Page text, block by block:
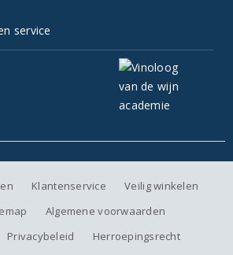
service
Klantenservice
Veilig winkelen
Algemene voorwaarden
Privacybeleid Herroepingsrecht